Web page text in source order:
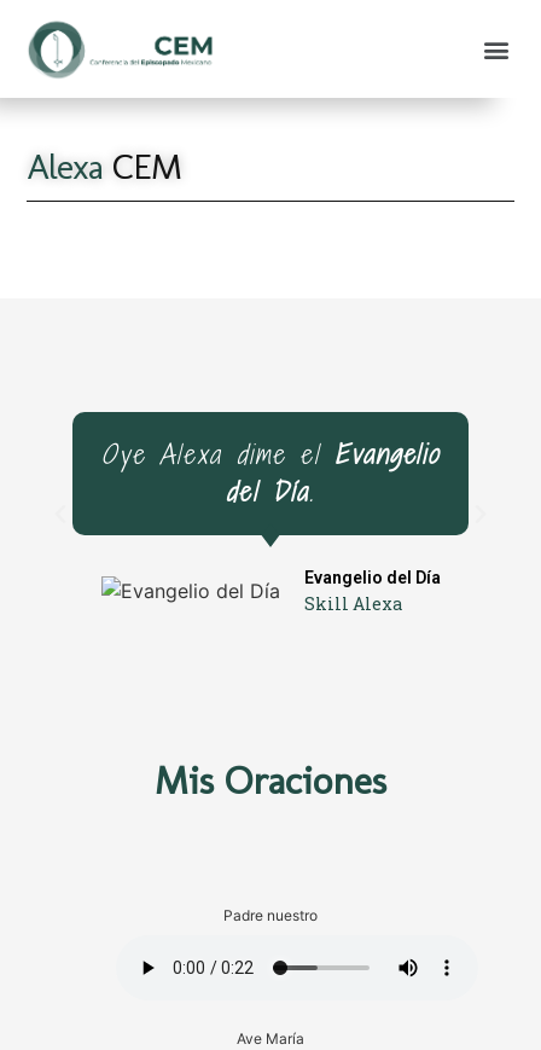
Alexa CEM
Oye Alexa dime el Evangelio
del Día.
Evangelio del Día
Skill Alexa
Mis Oraciones
Padre nuestro
Ave María